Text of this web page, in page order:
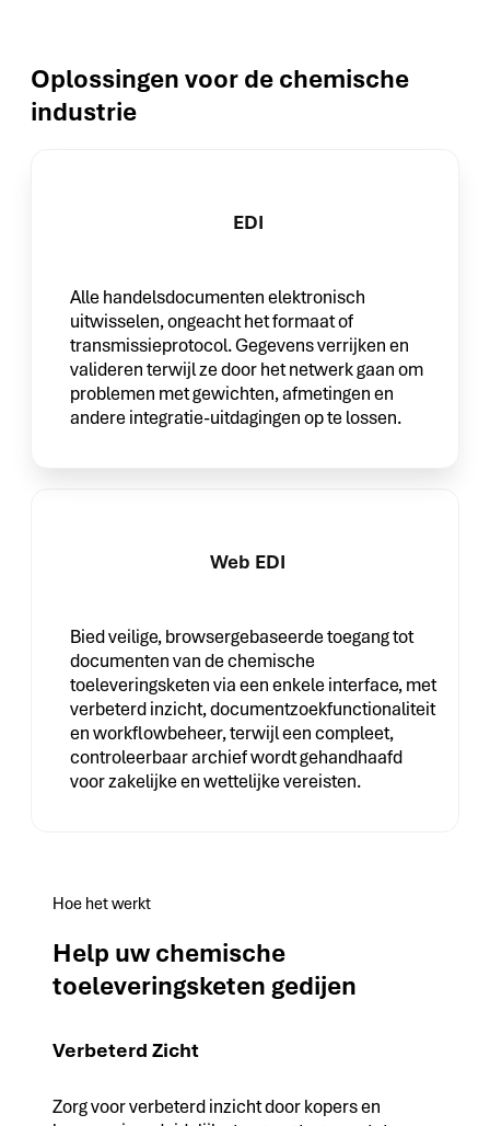
Oplossingen voor de chemische
industrie
EDI
Alle handelsdocumenten elektronisch
uitwisselen, ongeacht het formaat of
transmissieprotocol. Gegevens verrijken en
valideren terwijl ze door het netwerk gaan om
problemen met gewichten, afmetingen en
andere integratie-uitdagingen op te lossen.
Web EDI
Bied veilige, browsergebaseerde toegang tot
documenten van de chemische
toeleveringsketen via een enkele interface, met
verbeterd inzicht, documentzoekfunctionaliteit
en workflowbeheer, terwijl een compleet,
controleerbaar archief wordt gehandhaafd
voor zakelijke en wettelijke vereisten.
Hoe het werkt
Help uw chemische
toeleveringsketen gedijen
Verbeterd Zicht
Zorg voor verbeterd inzicht door kopers en